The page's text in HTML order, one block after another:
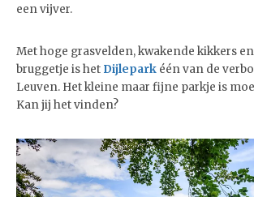
een vijver.
Met hoge grasvelden, kwakende kikkers
bruggetje is het Dijlepark één van de
Leuven. Het kleine maar fijne parkje is
Kan jij het vinden?